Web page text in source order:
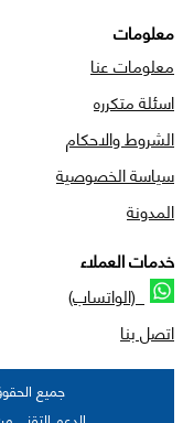
معلومات
معلومات عنا
اسئلة متكرره
الشروط والاحكام
سياسة الخصوصية
المدونة
خدمات العملاء
(الواتساب)
اتصل بنا
جميع الحقوق